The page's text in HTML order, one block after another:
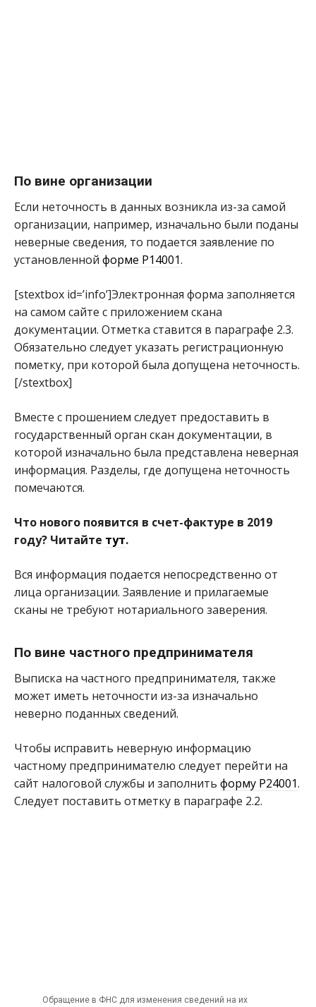
По вине организации
Если неточность в данных возникла из-за самой
организации, например, изначально были поданы
неверные сведения, то подается заявление по
установленной форме Р14001.
[stextbox id=’info’]Электронная форма заполняется
на самом сайте с приложением скана
документации. Отметка ставится в параграфе 2.3.
Обязательно следует указать регистрационную
пометку, при которой была допущена неточность.
[/stextbox]
Вместе с прошением следует предоставить в
государственный орган скан документации, в
которой изначально была представлена неверная
информация. Разделы, где допущена неточность
помечаются.
Что нового появится в счет-фактуре в 2019
году? Читайте тут.
Вся информация подается непосредственно от
лица организации. Заявление и прилагаемые
сканы не требуют нотариального заверения.
По вине частного предпринимателя
Выписка на частного предпринимателя, также
может иметь неточности из-за изначально
неверно поданных сведений.
Чтобы исправить неверную информацию
частному предпринимателю следует перейти на
сайт налоговой службы и заполнить форму Р24001.
Следует поставить отметку в параграфе 2.2.
Обращение в ФНС для изменения сведений на их